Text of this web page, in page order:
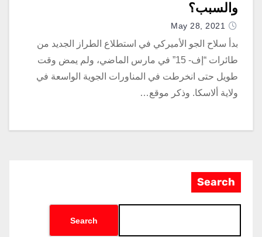
والسبب؟
May 28, 2021
بدأ سلاح الجو الأميركي في استطلاع الطراز الجديد من
طائرات “إف- 15” في مارس الماضي، ولم يمض وقت
طويل حتى انخرطت في المناورات الجوية الواسعة في
ولاية ألاسكا. وذكر موقع…
Search
Search